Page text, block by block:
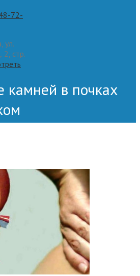
72-
ул.
2, стр.
камней в почках